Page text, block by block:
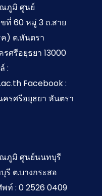
ภูมิ ศูนย์
ที่ 60 หมู่ 3 ถ.สาย
ค) ต.หันตรา
ศรีอยุธยา 13000
:
Facebook :
รศรีอยุธยา หันตรา
ภูมิ ศูนย์นนทบุรี
รี ต.บางกระสอ
พท์ : 0 2526 0409